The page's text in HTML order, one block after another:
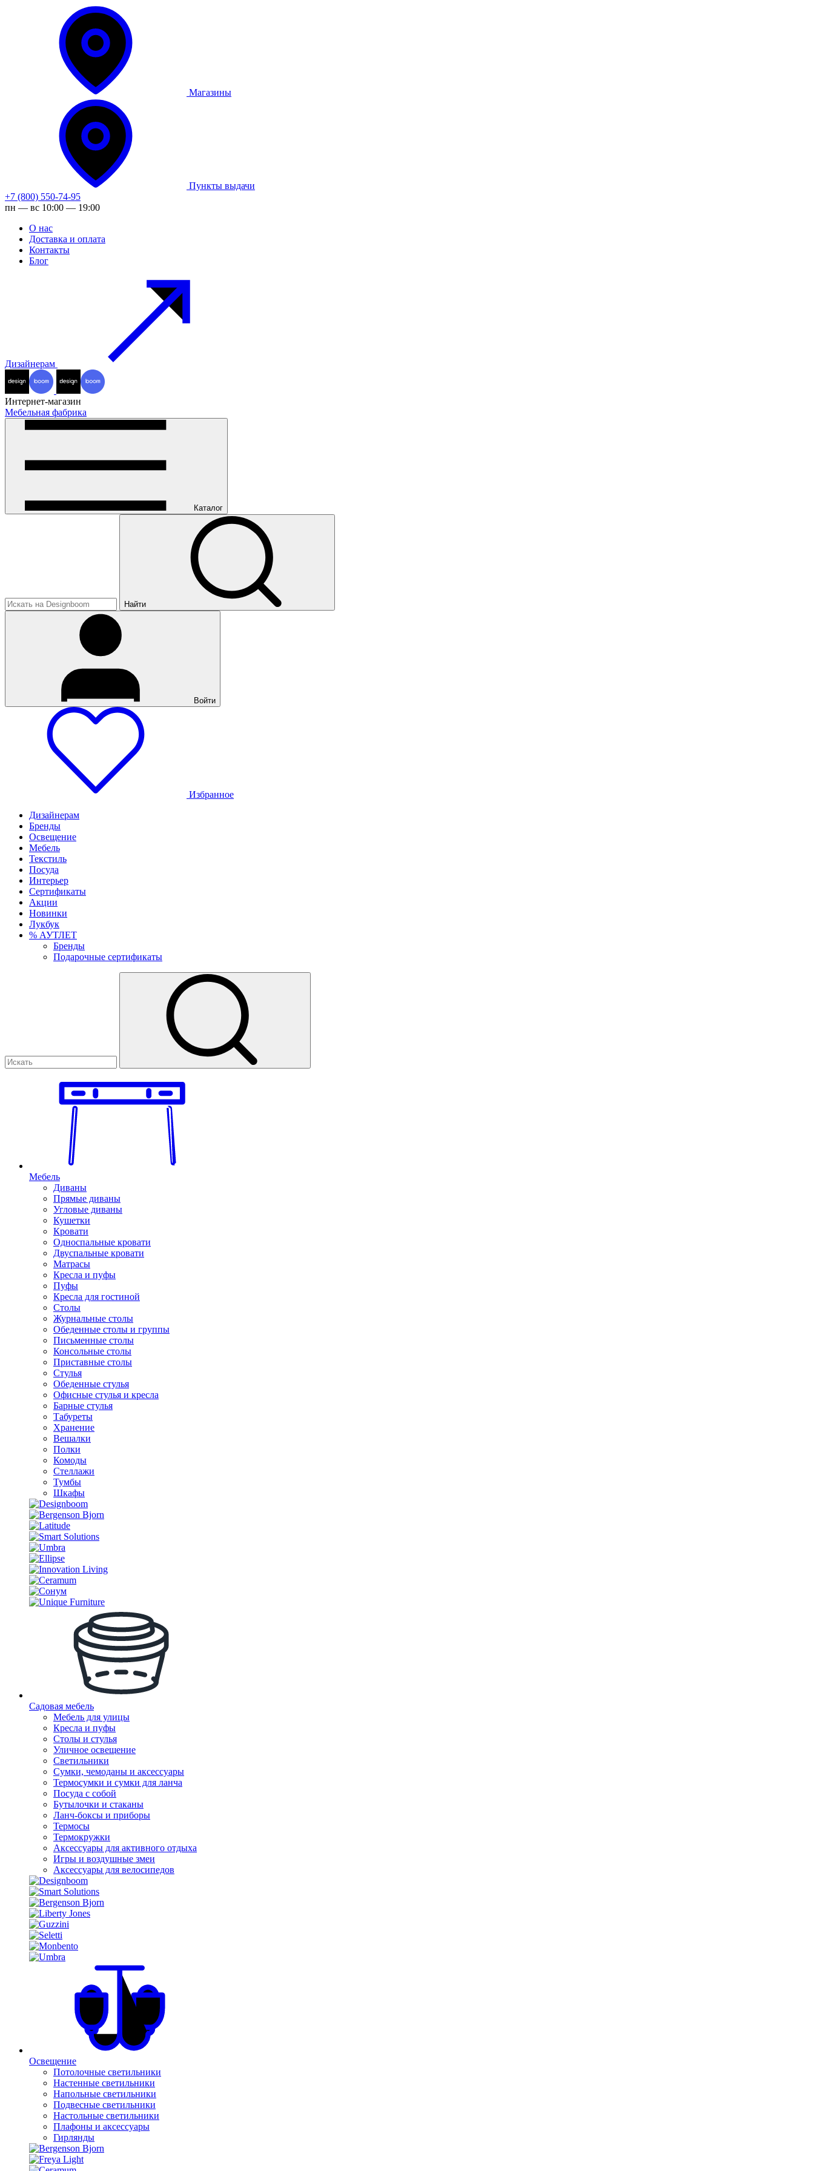
Магазины
Пункты выдачи
+7 (800) 550-74-95
пн — вс 10:00 — 19:00
О нас
Доставка и оплата
Контакты
Блог
Дизайнерам
Интернет-магазин
Мебельная фабрика
Каталог
Найти
Войти
Избранное
Дизайнерам
Бренды
Освещение
Мебель
Текстиль
Посуда
Интерьер
Сертификаты
Акции
Новинки
Лукбук
% АУТЛЕТ
Бренды
Подарочные сертификаты
Мебель
Диваны
Прямые диваны
Угловые диваны
Кушетки
Кровати
Односпальные кровати
Двуспальные кровати
Матрасы
Кресла и пуфы
Пуфы
Кресла для гостиной
Столы
Журнальные столы
Обеденные столы и группы
Письменные столы
Консольные столы
Приставные столы
Стулья
Обеденные стулья
Офисные стулья и кресла
Барные стулья
Табуреты
Хранение
Вешалки
Полки
Комоды
Стеллажи
Тумбы
Шкафы
Садовая мебель
Мебель для улицы
Кресла и пуфы
Столы и стулья
Уличное освещение
Светильники
Сумки, чемоданы и аксессуары
Термосумки и сумки для ланча
Посуда с собой
Бутылочки и стаканы
Ланч-боксы и приборы
Термосы
Термокружки
Аксессуары для активного отдыха
Игры и воздушные змеи
Аксессуары для велосипедов
Освещение
Потолочные светильники
Настенные светильники
Напольные светильники
Подвесные светильники
Настольные светильники
Плафоны и аксессуары
Гирлянды